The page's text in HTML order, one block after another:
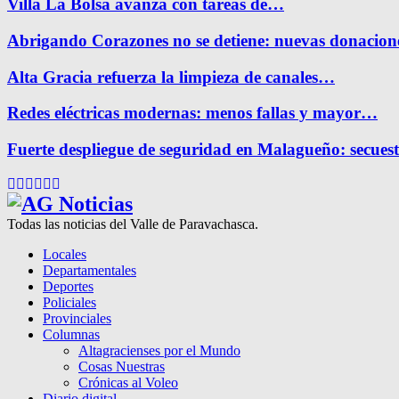
Villa La Bolsa avanza con tareas de…
Abrigando Corazones no se detiene: nuevas
Alta Gracia refuerza la limpieza de canales…
Redes eléctricas modernas: menos fallas y mayor…
Fuerte despliegue de seguridad en Malagueño:
Facebook
Twitter
Instagram
Pinterest
Google
Todas las noticias del Valle de Paravachasca.
Locales
Departamentales
Deportes
Policiales
Provinciales
Columnas
Altagracienses por el Mundo
Cosas Nuestras
Crónicas al Voleo